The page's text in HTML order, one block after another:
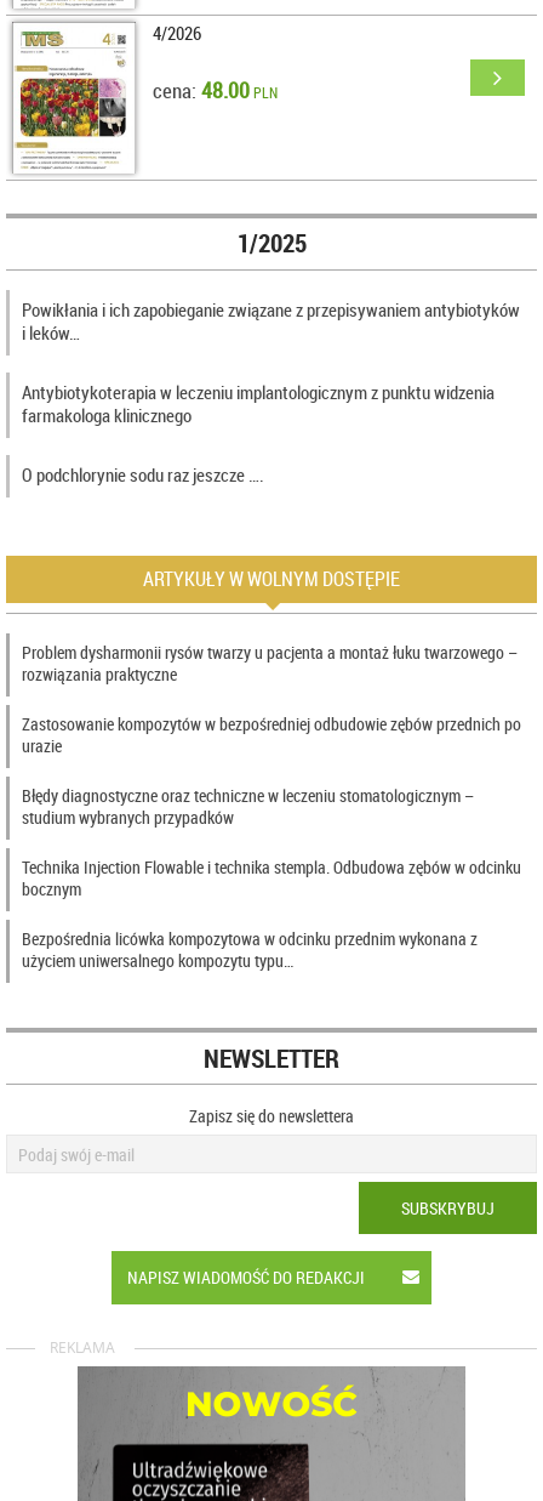
4/2026
cena: 48.00PLN
1/2025
Powikłania i ich zapobieganie związane z przepisywaniem antybiotyków
i leków…
Antybiotykoterapia w leczeniu implantologicznym z punktu widzenia
farmakologa klinicznego
O podchlorynie sodu raz jeszcze ….
ARTYKUŁY W WOLNYM DOSTĘPIE
Problem dysharmonii rysów twarzy u pacjenta a montaż łuku twarzowego –
rozwiązania praktyczne
Zastosowanie kompozytów w bezpośredniej odbudowie zębów przednich po
urazie
Błędy diagnostyczne oraz techniczne w leczeniu stomatologicznym –
studium wybranych przypadków
Technika Injection Flowable i technika stempla. Odbudowa zębów w odcinku
bocznym
Bezpośrednia licówka kompozytowa w odcinku przednim wykonana z
użyciem uniwersalnego kompozytu typu…
NEWSLETTER
Zapisz się do newslettera
SUBSKRYBUJ
NAPISZ WIADOMOŚĆ DO REDAKCJI
REKLAMA